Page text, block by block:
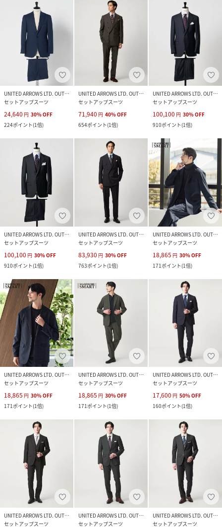
UNITED ARROWS LTD. OUTLET
セットアップスーツ
24,640 円 30%OFF
224ポイント(1倍)
UNITED ARROWS LTD. OUTLET
セットアップスーツ
71,940 円 40%OFF
654ポイント(1倍)
UNITED ARROWS LTD. OUTLET
セットアップスーツ
100,100 円 30%OFF
910ポイント(1倍)
UNITED ARROWS LTD. OUTLET
セットアップスーツ
100,100 円 30%OFF
910ポイント(1倍)
UNITED ARROWS LTD. OUTLET
セットアップスーツ
83,930 円 30%OFF
763ポイント(1倍)
UNITED ARROWS LTD. OUTLET
セットアップスーツ
18,865 円 30%OFF
171ポイント(1倍)
UNITED ARROWS LTD. OUTLET
セットアップスーツ
18,865 円 30%OFF
171ポイント(1倍)
UNITED ARROWS LTD. OUTLET
セットアップスーツ
18,865 円 30%OFF
171ポイント(1倍)
UNITED ARROWS LTD. OUTLET
セットアップスーツ
17,600 円 50%OFF
160ポイント(1倍)
UNITED ARROWS LTD. OUTLET
セットアップスーツ
UNITED ARROWS LTD. OUTLET
セットアップスーツ
UNITED ARROWS LTD. OUTLET
セットアップスーツ